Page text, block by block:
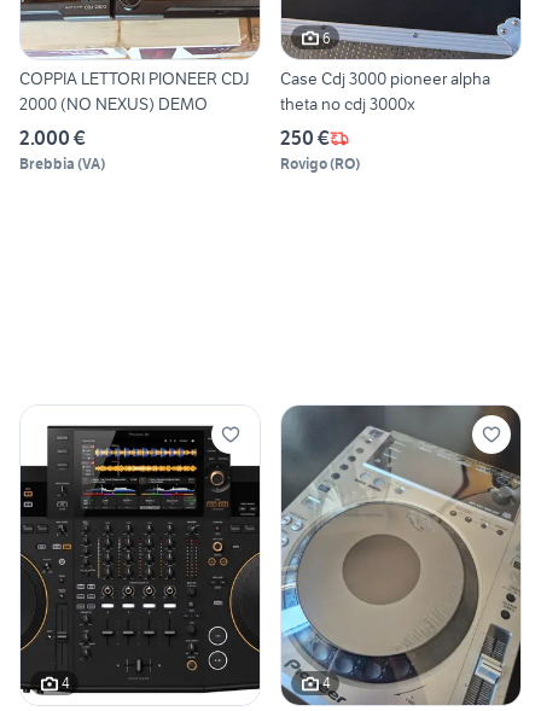
COPPIA LETTORI PIONEER CDJ
2000 (NO NEXUS) DEMO
2.000 €
Brebbia (VA)
6
Case Cdj 3000 pioneer alpha
theta no cdj 3000x
250 €
Rovigo(RO)
4 4